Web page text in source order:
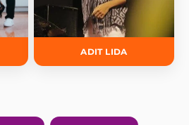
ADIT LIDA